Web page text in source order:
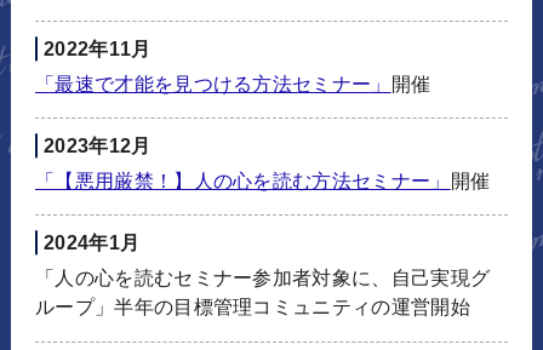
2022年11月
「最速で才能を見つける方法セミナー」 開催
2023年12月
「【悪用厳禁！】人の心を読む方法セミナー」
開催
2024年1月
「人の心を読むセミナー参加者対象に、自己実現グ
ループ」半年の目標管理コミュニティの運営開始